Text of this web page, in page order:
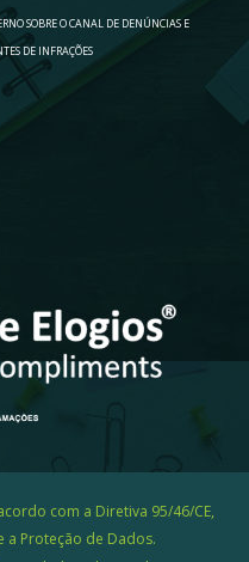
SOBRE O CANAL DE DENÚNCIAS E
DE INFRAÇÕES
com a Diretiva 95/46/CE,
a Proteção de Dados.